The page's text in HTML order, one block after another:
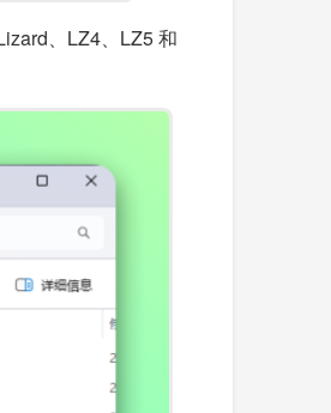
、LZ4、LZ5 和